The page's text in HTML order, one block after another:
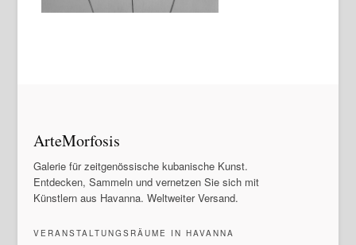
ArteMorfosis
Galerie für zeitgenössische kubanische Kunst.
Entdecken, Sammeln und vernetzen Sie sich mit
Künstlern aus Havanna. Weltweiter Versand.
VERANSTALTUNGSRÄUME IN HAVANNA